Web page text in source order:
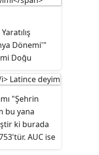
bütün
genişledi.
Kuzey
Yunanistan
da
son iki
ile
Dönemi'"
Doğu
Rum
olarak
988 ile
Roma
aynı
"Şehrin
bu yana
ki burada
AUC ise